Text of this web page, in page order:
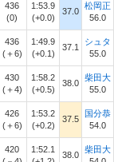
436
(0)
1:53.9
(+0.0)
37.0
松岡正
56.0
436
(＋6)
1:49.9
(+0.1)
37.1
シュタ
55.0
430
(＋4)
1:58.2
(+0.5)
38.0
柴田大
55.0
426
(＋6)
1:53.2
(+0.2)
37.5
国分恭
54.0
420
1:52.1
38.0
柴田大